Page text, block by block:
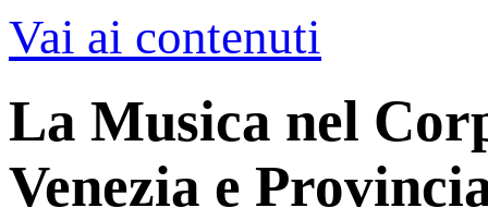
Vai ai contenuti
La Musica nel
Venezia e